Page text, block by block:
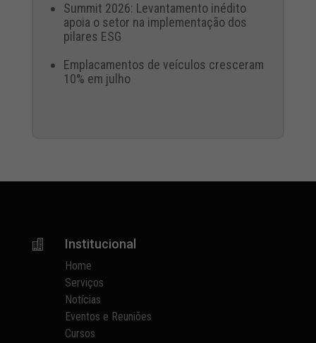
Summit 2026: Levantamento inédito
apoia o setor na implementação dos
pilares ESG
Emplacamentos de veículos cresceram
10% em julho
 Institucional
Home
Serviços
Notícias
Eventos e Reuniões
Cursos